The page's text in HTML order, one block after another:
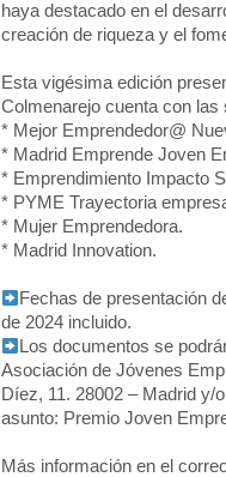
haya destacado en el
creación de riqueza y el
Esta vigésima edición
Colmenarejo cuenta con
* Mejor Emprendedor@
* Madrid Emprende Joven
* Emprendimiento Impacto
* PYME Trayectoria
* Mujer Emprendedora.
* Madrid Innovation.
Fechas de presentación
de 2024 incluido.
Los documentos se
Asociación de Jóvenes
Díez, 11. 28002 – Madrid
asunto: Premio Joven
Más información en el